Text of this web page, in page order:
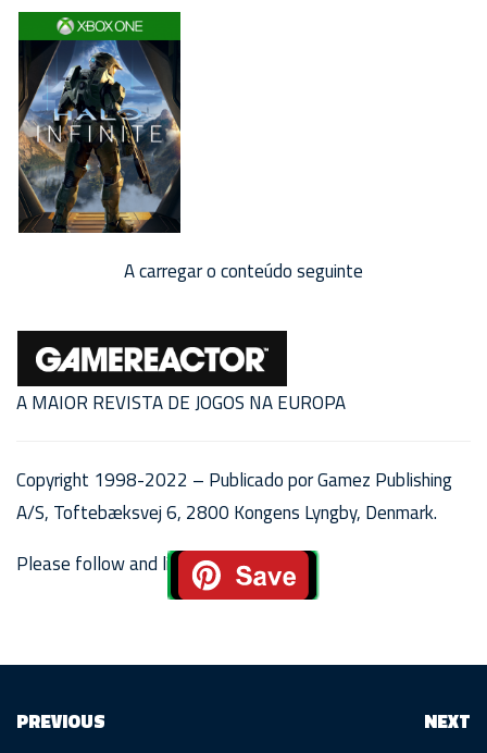
A carregar o conteúdo seguinte
A MAIOR REVISTA DE JOGOS NA EUROPA
Copyright 1998-2022 – Publicado por Gamez Publishing
A/S, Toftebæksvej 6, 2800 Kongens Lyngby, Denmark.
Please follow and like us:
PREVIOUS NEXT